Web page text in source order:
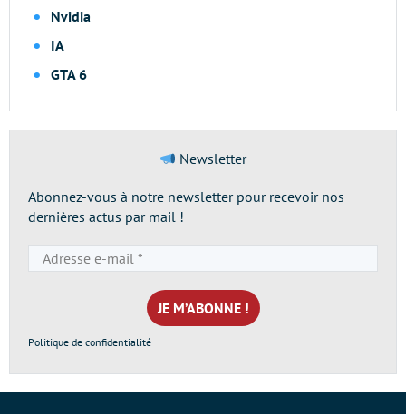
Nvidia
IA
GTA 6
Newsletter
Abonnez-vous à notre newsletter pour recevoir nos
dernières actus par mail !
e-
mail
*
Politique de confidentialité